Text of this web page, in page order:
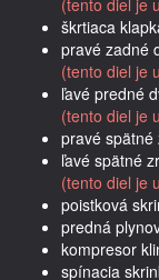
škrtiaca
pravé zadné
(tento diel je
ľavé predné
(tento diel je
pravé spätné
ľavé spätné
(tento diel je
poistková
predná
kompresor
spínacia